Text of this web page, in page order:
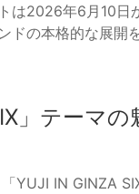
は2026年6月10日
ドの本格的な展開
」テーマの
YUJI IN GINZA